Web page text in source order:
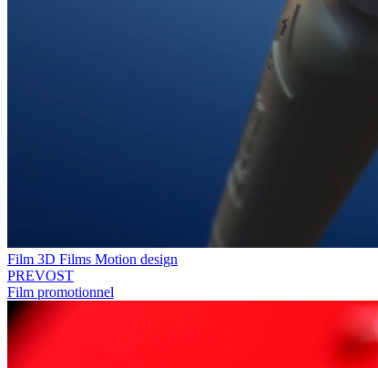
Film 3D Films Motion design
PREVOST
Film promotionnel